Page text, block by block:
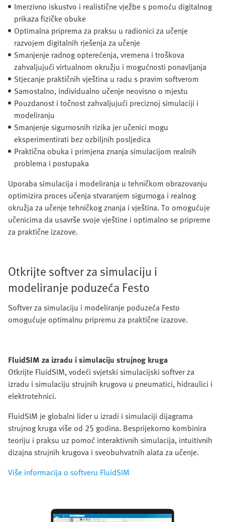
Imerzivno iskustvo i realistične vježbe s pomoću digitalnog
prikaza fizičke obuke
Optimalna priprema za praksu u radionici za učenje
razvojem digitalnih rješenja za učenje
Smanjenje radnog opterećenja, vremena i troškova
zahvaljujući virtualnom okružju i mogućnosti ponavljanja
Stjecanje praktičnih vještina u radu s pravim softverom
Samostalno, individualno učenje neovisno o mjestu
Pouzdanost i točnost zahvaljujući preciznoj simulaciji i
modeliranju
Smanjenje sigurnosnih rizika jer učenici mogu
eksperimentirati bez ozbiljnih posljedica
Praktična obuka i primjena znanja simulacijom realnih
problema i postupaka
Uporaba simulacija i modeliranja u tehničkom obrazovanju
optimizira proces učenja stvaranjem sigurnoga i realnog
okružja za učenje tehničkog znanja i vještina. To omogućuje
učenicima da usavrše svoje vještine i optimalno se pripreme
za praktične izazove.
Otkrijte softver za simulaciju i
modeliranje poduzeća Festo
Softver za simulaciju i modeliranje poduzeća Festo
omogućuje optimalnu pripremu za praktične izazove.
FluidSIM za izradu i simulaciju strujnog kruga
Otkrijte FluidSIM, vodeći svjetski simulacijski softver za
izradu i simulaciju strujnih krugova u pneumatici, hidraulici i
elektrotehnici.
FluidSIM je globalni lider u izradi i simulaciji dijagrama
strujnog kruga više od 25 godina. Besprijekorno kombinira
teoriju i praksu uz pomoć interaktivnih simulacija, intuitivnih
dizajna strujnih krugova i sveobuhvatnih alata za učenje.
Više informacija o softveru FluidSIM